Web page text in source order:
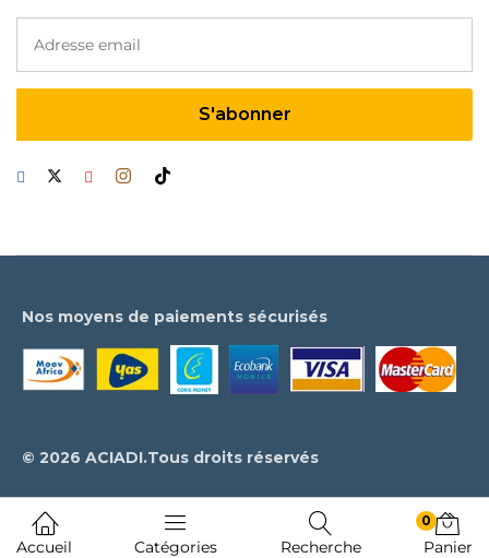
© 2026 ACIADI.Tous droits réservés
Nos moyens de paiements sécurisés
Accueil Catégories Recherche
0
Panier